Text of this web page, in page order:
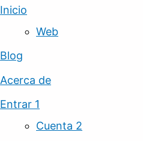
Inicio
Web
Blog
Acerca de
Entrar 1
Cuenta 2